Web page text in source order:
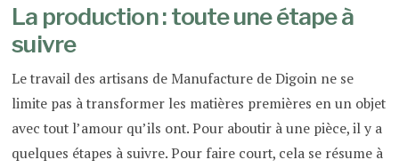
La production : toute une étape à
suivre
Le travail des artisans de Manufacture de Digoin ne se
limite pas à transformer les matières premières en un objet
avec tout l’amour qu’ils ont. Pour aboutir à une pièce, il y a
quelques étapes à suivre. Pour faire court, cela se résume à